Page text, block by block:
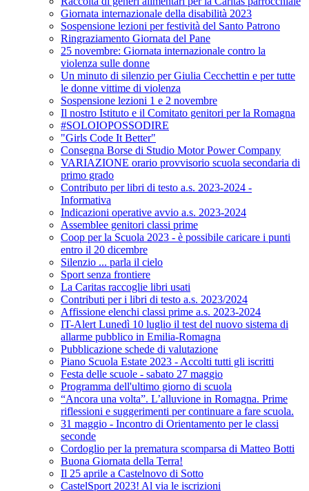
Giornata internazionale della disabilità 2023
Sospensione lezioni per festività del Santo Patrono
Ringraziamento Giornata del Pane
25 novembre: Giornata internazionale contro la
violenza sulle donne
Un minuto di silenzio per Giulia Cecchettin e per tutte
le donne vittime di violenza
Sospensione lezioni 1 e 2 novembre
Il nostro Istituto e il Comitato genitori per la Romagna
#SOLOIOPOSSODIRE
"Girls Code It Better"
Consegna Borse di Studio Motor Power Company
VARIAZIONE orario provvisorio scuola secondaria di
primo grado
Contributo per libri di testo a.s. 2023-2024 -
Informativa
Indicazioni operative avvio a.s. 2023-2024
Assemblee genitori classi prime
Coop per la Scuola 2023 - è possibile caricare i punti
entro il 20 dicembre
Silenzio ... parla il cielo
Sport senza frontiere
La Caritas raccoglie libri usati
Contributi per i libri di testo a.s. 2023/2024
Affissione elenchi classi prime a.s. 2023-2024
IT-Alert Lunedì 10 luglio il test del nuovo sistema di
allarme pubblico in Emilia-Romagna
Pubblicazione schede di valutazione
Piano Scuola Estate 2023 - Accolti tutti gli iscritti
Festa delle scuole - sabato 27 maggio
Programma dell'ultimo giorno di scuola
“Ancora una volta”. L’alluvione in Romagna. Prime
riflessioni e suggerimenti per continuare a fare scuola.
31 maggio - Incontro di Orientamento per le classi
seconde
Cordoglio per la prematura scomparsa di Matteo Botti
Buona Giornata della Terra!
Il 25 aprile a Castelnovo di Sotto
CastelSport 2023! Al via le iscrizioni